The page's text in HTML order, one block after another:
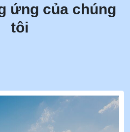
ứng của chúng
tôi